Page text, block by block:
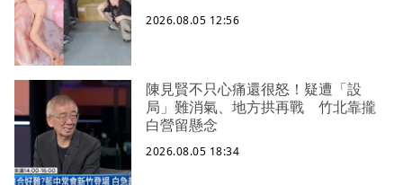
2026.08.05 12:56
陳見賢不只心痛還很怒！疑遭「設
局」難消氣、地方拱再戰 竹北靠攏
白營留懸念
2026.08.05 18:34